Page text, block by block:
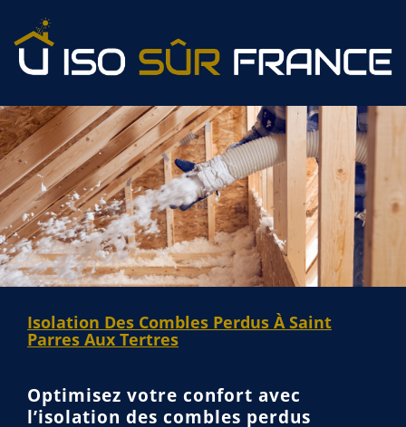
Isolation Des Combles Perdus À Saint
Parres Aux Tertres
Optimisez votre confort avec
l’isolation des combles perdus